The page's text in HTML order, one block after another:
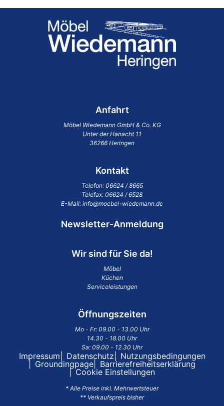
Anfahrt
Möbel Wiedemann GmbH & Co. KG
Unter der Hanacht 11
36266 Heringen
Kontakt
Telefon: 06624 / 8665
Telefax: 06624 / 6528
E-Mail: info@moebel-wiedemann.de
Newsletter-Anmeldung
Wir sind für Sie da!
Möbel
Küchen
Serviceleistungen
Öffnungszeiten
Mo - Fr: 09.00 - 13.00 Uhr
14.30 - 18.00 Uhr
Sa: 09.00 - 12.30 Uhr
Impressum Datenschutz
Nutzungsbedingungen
Groundingpage
Barrierefreiheitserklärung
Cookie Einstellungen
* Alle Preise inkl. Mehrwertsteuer
** Verkaufspreis bisher